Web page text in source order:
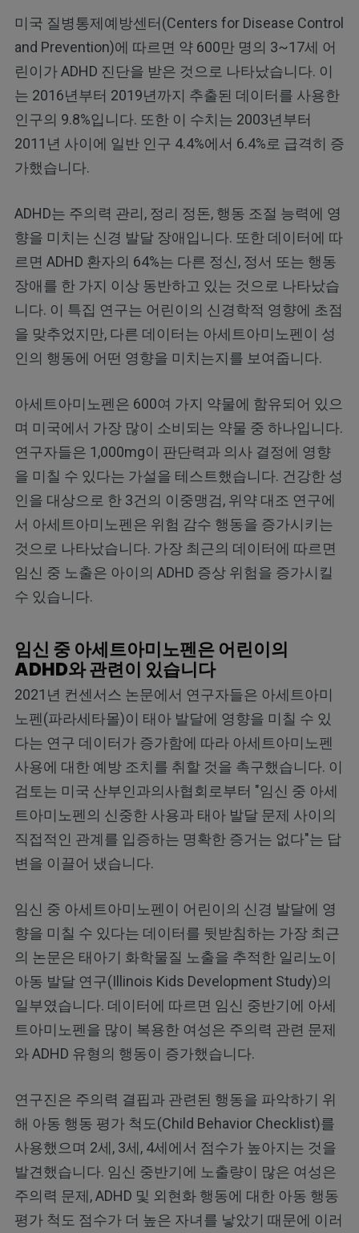
미국 질병통제예방센터(Centers for Disease Control
and Prevention)에 따르면 약 600만 명의 3~17세 어
린이가 ADHD 진단을 받은 것으로 나타났습니다. 이
는 2016년부터 2019년까지 추출된 데이터를 사용한
인구의 9.8%입니다. 또한 이 수치는 2003년부터
2011년 사이에 일반 인구 4.4%에서 6.4%로 급격히 증
가했습니다.
ADHD는 주의력 관리, 정리 정돈, 행동 조절 능력에 영
향을 미치는 신경 발달 장애입니다. 또한 데이터에 따
르면 ADHD 환자의 64%는 다른 정신, 정서 또는 행동
장애를 한 가지 이상 동반하고 있는 것으로 나타났습
니다. 이 특집 연구는 어린이의 신경학적 영향에 초점
을 맞추었지만, 다른 데이터는 아세트아미노펜이 성
인의 행동에 어떤 영향을 미치는지를 보여줍니다.
아세트아미노펜은 600여 가지 약물에 함유되어 있으
며 미국에서 가장 많이 소비되는 약물 중 하나입니다.
연구자들은 1,000mg이 판단력과 의사 결정에 영향
을 미칠 수 있다는 가설을 테스트했습니다. 건강한 성
인을 대상으로 한 3건의 이중맹검, 위약 대조 연구에
서 아세트아미노펜은 위험 감수 행동을 증가시키는
것으로 나타났습니다. 가장 최근의 데이터에 따르면
임신 중 노출은 아이의 ADHD 증상 위험을 증가시킬
수 있습니다.
임신 중 아세트아미노펜은 어린이의
ADHD와 관련이 있습니다
2021년 컨센서스 논문에서 연구자들은 아세트아미
노펜(파라세타몰)이 태아 발달에 영향을 미칠 수 있
다는 연구 데이터가 증가함에 따라 아세트아미노펜
사용에 대한 예방 조치를 취할 것을 촉구했습니다. 이
검토는 미국 산부인과의사협회로부터 "임신 중 아세
트아미노펜의 신중한 사용과 태아 발달 문제 사이의
직접적인 관계를 입증하는 명확한 증거는 없다"는 답
변을 이끌어 냈습니다.
임신 중 아세트아미노펜이 어린이의 신경 발달에 영
향을 미칠 수 있다는 데이터를 뒷받침하는 가장 최근
의 논문은 태아기 화학물질 노출을 추적한 일리노이
아동 발달 연구(Illinois Kids Development Study)의
일부였습니다. 데이터에 따르면 임신 중반기에 아세
트아미노펜을 많이 복용한 여성은 주의력 관련 문제
와 ADHD 유형의 행동이 증가했습니다.
연구진은 주의력 결핍과 관련된 행동을 파악하기 위
해 아동 행동 평가 척도(Child Behavior Checklist)를
사용했으며 2세, 3세, 4세에서 점수가 높아지는 것을
발견했습니다. 임신 중반기에 노출량이 많은 여성은
주의력 문제, ADHD 및 외현화 행동에 대한 아동 행동
평가 척도 점수가 더 높은 자녀를 낳았기 때문에 이러